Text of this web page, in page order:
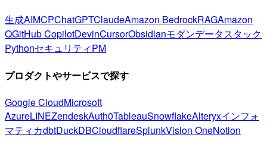
生成AIMCPChatGPTClaudeAmazon BedrockRAGAmazon
QGitHub CopilotDevinCursorObsidianモダンデータスタック
PythonセキュリティPM
プロダクトやサービスで探す
Google CloudMicrosoft
AzureLINEZendeskAuth0TableauSnowflakeAlteryxインフォ
マティカdbtDuckDBCloudflareSplunkVision OneNotion